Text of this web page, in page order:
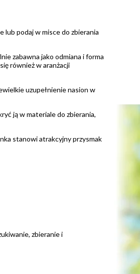
lub podaj w misce do zbierania
zabawna jako odmiana i forma
również w aranżacji
uzupełnienie nasion w
ją w materiale do zbierania,
stanowi atrakcyjny przysmak
zbieranie i